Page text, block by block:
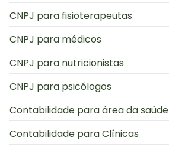
CNPJ para fisioterapeutas
CNPJ para médicos
CNPJ para nutricionistas
CNPJ para psicólogos
Contabilidade para área da saúde
Contabilidade para Clínicas